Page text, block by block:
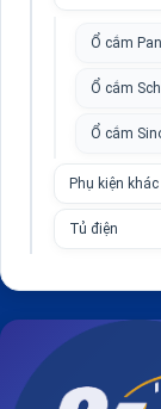
Ổ cắm
Ổ cắm
Ổ cắm
Phụ kiện khác
Tủ điện